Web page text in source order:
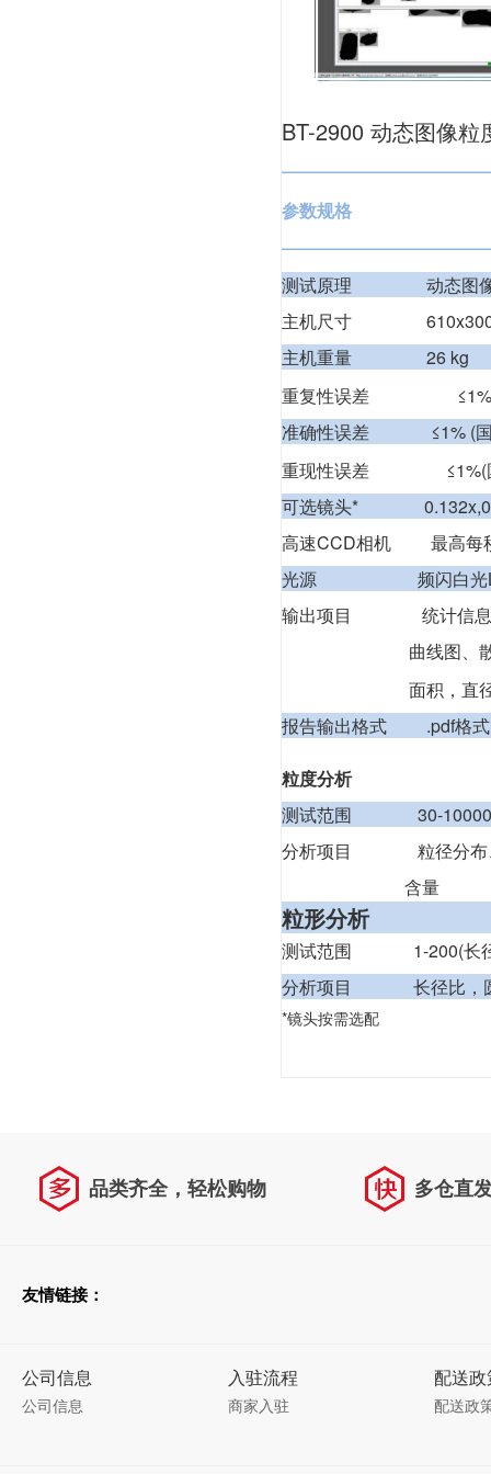
BT-2900 动态图像
参数规格
测试原理 动态
主机尺寸
主机
重复性误差
准确性误
重现性误差
≤1%(
可选镜头*
高速CCD相机 最高每秒
光源 频闪白
输出项目 统计信息:测
曲线图、散点图，
面积，直径，
报告输出格式 .pdf格式
粒度分析
测试范围 30-
分析项目 粒径分布、典
含量
粒形分析
测试范围 1-200(长径
分析项目 长径比，圆形
*镜头按需选配
品类齐全，轻松购物 多仓直
友情链接：
公司信息
公司信息
入驻流程
商家入驻
配送政
配送政